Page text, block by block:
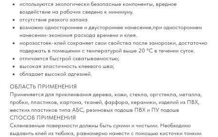
используются экологически безопасные компоненты, вредное
воздействие на рабочих сведено к минимуму.
отсутствие резкого запаха
возможно одностороннее и двустороннее нанесение,при одностороннем
нанесении-экономия расхода времени и клея.
морозостоек-клей сохраняет свои свойства после заморозки, достаточно
подержать в помещении с температурой выше 20 °С в течении суток.
отличается быстрой схватываемостью;
высокая эластичность клеевого шва;
обладает высокой адгезией.
ОБЛАСТЬ ПРИМЕНЕНИЯ
Применяется для приклеивания дерева, кожи, стекла, оргстекла, металла,
пробки, пластиков, картона, тканей, фарфора, керамики, изделий из ПВХ,
жестких пластиков типа АБС, резиновых подошв ПВХ и ПУ подошв
СПОСОБ ПРИМЕНЕНИЯ
Склеиваемые поверхности должны быть сухими и чистыми. Необходимо
выдавить клей из тюбика, равномерно нанести с помощью кисточки тонким